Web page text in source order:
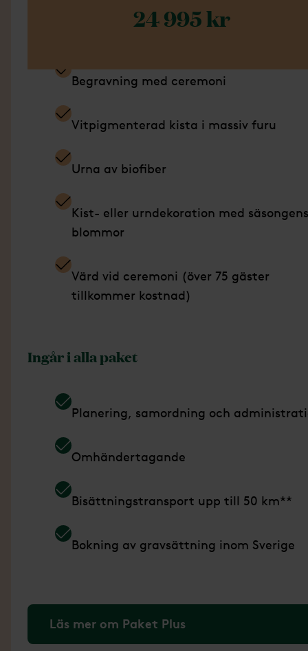
24 995 kr
Ingår i detta paket
Begravning med ceremoni
Vitpigmenterad kista i massiv furu
Urna av biofiber
Kist- eller urndekoration med säsongens
blommor
Värd vid ceremoni (över 75 gäster
tillkommer kostnad)
Ingår i alla paket
Planering, samordning och
Omhändertagande
Bisättningstransport upp till 50 km**
Bokning av gravsättning inom Sverige
Läs mer om Paket Plus